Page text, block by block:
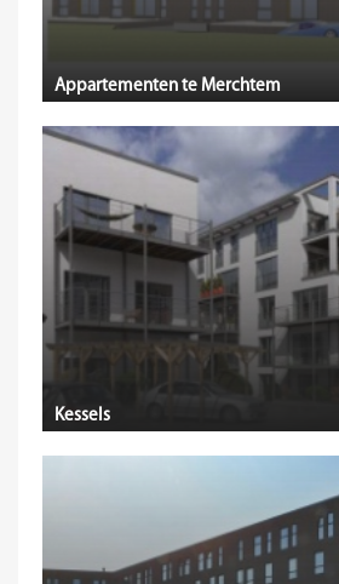
Appartementen te Merchtem
Kessels